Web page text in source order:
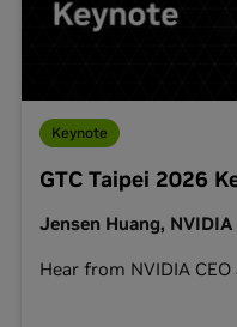
Keynote
Jensen Huang, NVIDIA
Hear from NVIDIA CEO